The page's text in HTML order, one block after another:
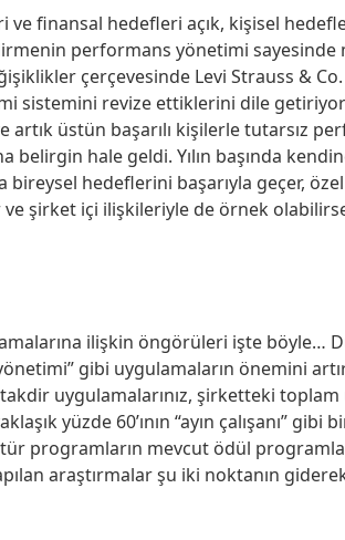
ve finansal hedefleri açık, kişisel
performans yönetimi
çerçevesinde Levi Strauss &
sistemini revize ettiklerini dile
artık üstün başarılı kişilerle tutarsız
hale geldi. Yılın başında
bireysel hedeflerini başarıyla geçer,
şirket içi ilişkileriyle de örnek
ilişkin öngörüleri işte böyle…
gibi uygulamaların önemini
takdir uygulamalarınız, şirketteki
yüzde 60’ının “ayın çalışanı”
programların mevcut ödül
araştırmalar şu iki noktanın